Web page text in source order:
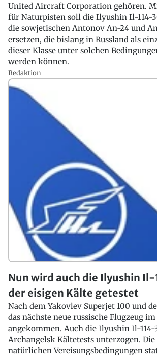
United Aircraft Corporation gehören.
für Naturpisten soll die Ilyushin Il-114-
die sowjetischen Antonov An-24 und
ersetzen, die bislang in Russland als
dieser Klasse unter solchen
werden können.
Redaktion
Nun wird auch die Ilyushin
der eisigen Kälte getestet
Nach dem Yakovlev Superjet 100 und
das nächste neue russische Flugzeug
angekommen. Auch die Ilyushin Il-
Archangelsk Kältetests unterzogen.
natürlichen Vereisungsbedingungen